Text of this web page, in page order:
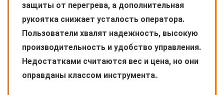
защиты от перегрева, а дополнительная
рукоятка снижает усталость оператора.
Пользователи хвалят надежность, высокую
производительность и удобство управления.
Недостатками считаются вес и цена, но они
оправданы классом инструмента..